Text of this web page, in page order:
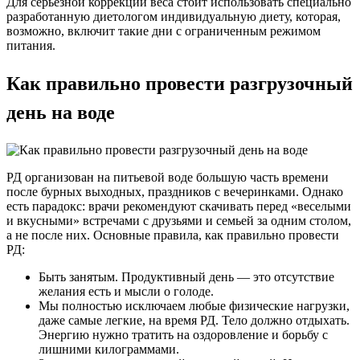
разработанную диетологом индивидуальную диету, которая,
возможно, включит такие дни с ограниченным режимом
питания.
Как правильно провести разгрузочный
день на воде
РД организован на питьевой воде большую часть времени
после бурных выходных, праздников с вечеринками. Однако
есть парадокс: врачи рекомендуют скачивать перед «веселыми
и вкусными» встречами с друзьями и семьей за одним столом,
а не после них. Основные правила, как правильно провести
РД:
Быть занятым. Продуктивный день — это отсутствие
желания есть и мысли о голоде.
Мы полностью исключаем любые физические нагрузки,
даже самые легкие, на время РД. Тело должно отдыхать.
Энергию нужно тратить на оздоровление и борьбу с
лишними килограммами.